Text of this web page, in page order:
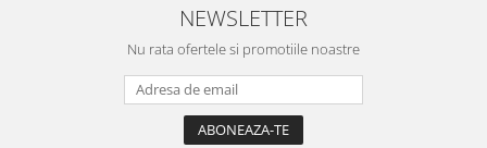
NEWSLETTER
Nu rata ofertele si promotiile noastre